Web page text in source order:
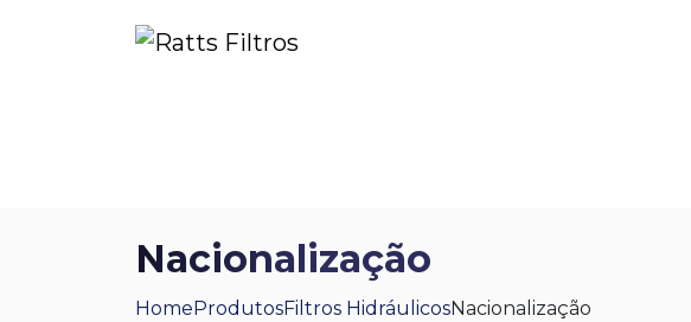
Nacionalização
Home ProdutosFiltros HidráulicosNacionalização